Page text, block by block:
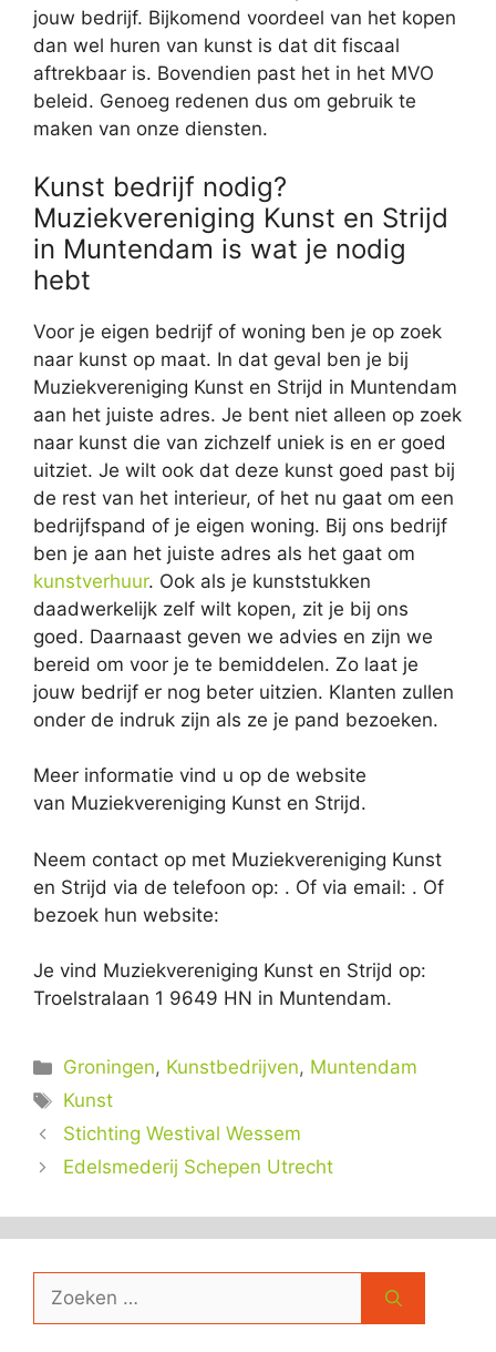
jouw bedrijf. Bijkomend voordeel van het kopen
dan wel huren van kunst is dat dit fiscaal
aftrekbaar is. Bovendien past het in het MVO
beleid. Genoeg redenen dus om gebruik te
maken van onze diensten.
Kunst bedrijf nodig?
Muziekvereniging Kunst en Strijd
in Muntendam is wat je nodig
hebt
Voor je eigen bedrijf of woning ben je op zoek
naar kunst op maat. In dat geval ben je bij
Muziekvereniging Kunst en Strijd in Muntendam
aan het juiste adres. Je bent niet alleen op zoek
naar kunst die van zichzelf uniek is en er goed
uitziet. Je wilt ook dat deze kunst goed past bij
de rest van het interieur, of het nu gaat om een
bedrijfspand of je eigen woning. Bij ons bedrijf
ben je aan het juiste adres als het gaat om
kunstverhuur. Ook als je kunststukken
daadwerkelijk zelf wilt kopen, zit je bij ons
goed. Daarnaast geven we advies en zijn we
bereid om voor je te bemiddelen. Zo laat je
jouw bedrijf er nog beter uitzien. Klanten zullen
onder de indruk zijn als ze je pand bezoeken.
Meer informatie vind u op de website
van Muziekvereniging Kunst en Strijd.
Neem contact op met Muziekvereniging Kunst
en Strijd via de telefoon op: . Of via email: . Of
bezoek hun website:
Je vind Muziekvereniging Kunst en Strijd op:
Troelstralaan 1 9649 HN in Muntendam.
Categorieën
Groningen, Kunstbedrijven, Muntendam
Tags
Kunst
Stichting Westival Wessem
Edelsmederij Schepen Utrecht
Zoek